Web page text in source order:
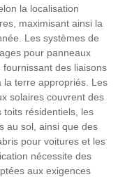
la localisation
maximisant ainsi la
Les systèmes de
pour panneaux
des liaisons
la terre appropriés. Les
solaires couvrent des
résidentiels, les
au sol, ainsi que des
pour voitures et les
nécessite des
aux exigences